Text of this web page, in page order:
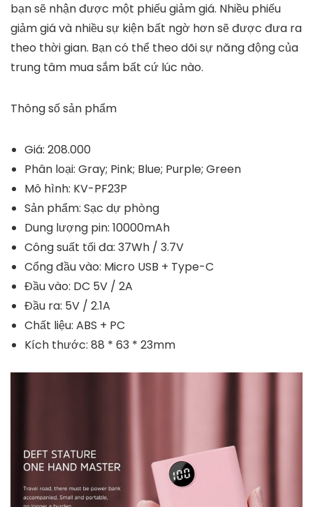
bạn sẽ nhận được một phiếu giảm giá. Nhiều phiếu
giảm giá và nhiều sự kiện bất ngờ hơn sẽ được đưa ra
theo thời gian. Bạn có thể theo dõi sự năng động của
trung tâm mua sắm bất cứ lúc nào.
Thông số sản phẩm
Giá: 208.000
Phân loại: Gray; Pink; Blue; Purple; Green
Mô hình: KV-PF23P
Sản phẩm: Sạc dự phòng
Dung lượng pin: 10000mAh
Công suất tối đa: 37Wh / 3.7V
Cổng đầu vào: Micro USB + Type-C
Đầu vào: DC 5V / 2A
Đầu ra: 5V / 2.1A
Chất liệu: ABS + PC
Kích thước: 88 * 63 * 23mm